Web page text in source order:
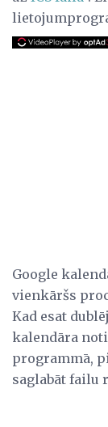
Google
vienkāršs
Kad esat
kalendāra
programmā,
saglabāt failu